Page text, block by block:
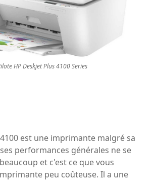
HP Deskjet Plus 4100 Series
4100 est une imprimante malgré sa
performances générales ne se
et c'est ce que vous
peu coûteuse. Il a une